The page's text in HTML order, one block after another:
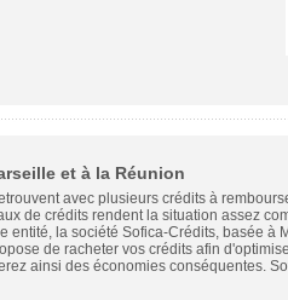
et à la Réunion
avec plusieurs crédits à
de crédits rendent la situation assez
entité, la société Sofica-Crédits, basée à
de racheter vos crédits afin
ainsi des économies conséquentes.